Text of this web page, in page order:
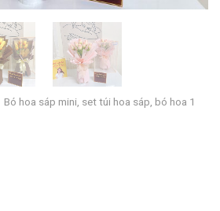
Bó hoa sáp mini, set túi hoa sáp, bó hoa 1